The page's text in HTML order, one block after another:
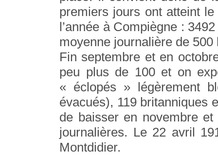
premiers jours ont atteint
l’année à Compiègne :
moyenne journalière de 500
Fin septembre et en
peu plus de 100 et on
« éclopés » légèrement
évacués), 119 britanniques
de baisser en novembre
journalières. Le 22 avril
Montdidier.